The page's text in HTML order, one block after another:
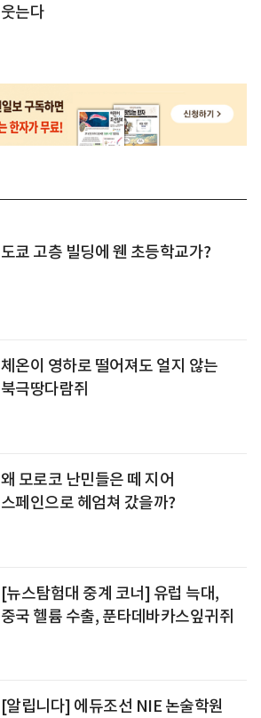
웃는다
도쿄 고층 빌딩에 웬 초등학교가?
체온이 영하로 떨어져도 얼지 않는
북극땅다람쥐
왜 모로코 난민들은 떼 지어
스페인으로 헤엄쳐 갔을까?
[뉴스탐험대 중계 코너] 유럽 늑대,
중국 헬륨 수출, 푼타데바카스잎귀쥐
[알립니다] 에듀조선 NIE 논술학원